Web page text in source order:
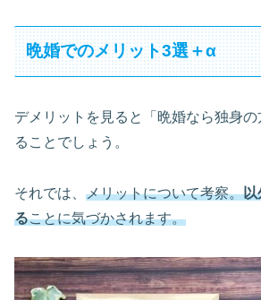
晩婚でのメリット3選＋α
デメリットを見ると「晩婚なら独身
ることでしょう。
それでは、 メリットについて考察。以
ることに気づかされます。